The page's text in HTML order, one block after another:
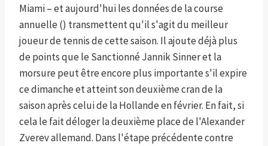
Miami – et aujourd'hui les données de la course
annuelle () transmettent qu'il s'agit du meilleur
joueur de tennis de cette saison. Il ajoute déjà plus
de points que le Sanctionné Jannik Sinner et la
morsure peut être encore plus importante s'il expire
ce dimanche et atteint son deuxième cran de la
saison après celui de la Hollande en février. En fait, si
cela le fait déloger la deuxième place de l'Alexander
Zverev allemand. Dans l'étape précédente contre